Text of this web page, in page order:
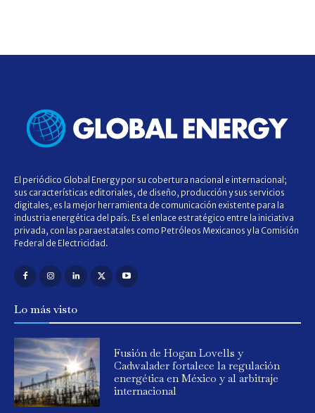
El periódico Global Energy por su cobertura nacional e internacional;
sus características editoriales, de diseño, producción y sus servicios
digitales, es la mejor herramienta de comunicación existente para la
industria energética del país. Es el enlace estratégico entre la iniciativa
privada, con las paraestatales como Petróleos Mexicanos y la Comisión
Federal de Electricidad.
Lo más visto
Fusión de Hogan Lovells y
Cadwalader fortalece la regulación
energética en México y al arbitraje
internacional